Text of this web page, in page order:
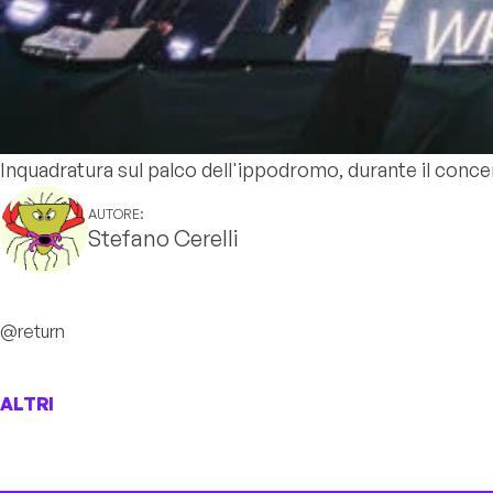
Inquadratura sul palco dell'ippodromo, durante il
AUTORE:
Stefano Cerelli
@return
ALTRI